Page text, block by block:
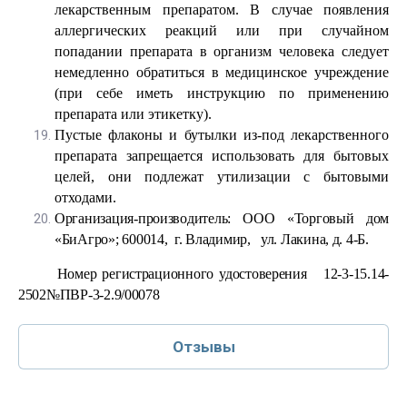
лекарственным препаратом. В случае появления
аллергических реакций или при случайном
попадании препарата в организм человека следует
немедленно обратиться в медицинское учреждение
(при себе иметь инструкцию по применению
препарата или этикетку).
Пустые флаконы и бутылки из-под лекарственного
препарата запрещается использовать для бытовых
целей, они подлежат утилизации с бытовыми
отходами.
Организация-производитель: ООО «Торговый дом
«БиАгро»; 600014, г. Владимир, ул. Лакина, д. 4-Б.
Номер регистрационного удостоверения 12-3-15.14-
2502№ПВР-3-2.9/00078
Отзывы